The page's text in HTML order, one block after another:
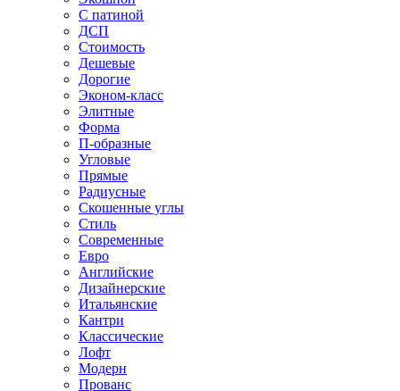
С патиной
ДСП
Стоимость
Дешевые
Дорогие
Эконом-класс
Элитные
Форма
П-образные
Угловые
Прямые
Радиусные
Скошенные углы
Стиль
Современные
Евро
Английские
Дизайнерские
Итальянские
Кантри
Классические
Лофт
Модерн
Прованс